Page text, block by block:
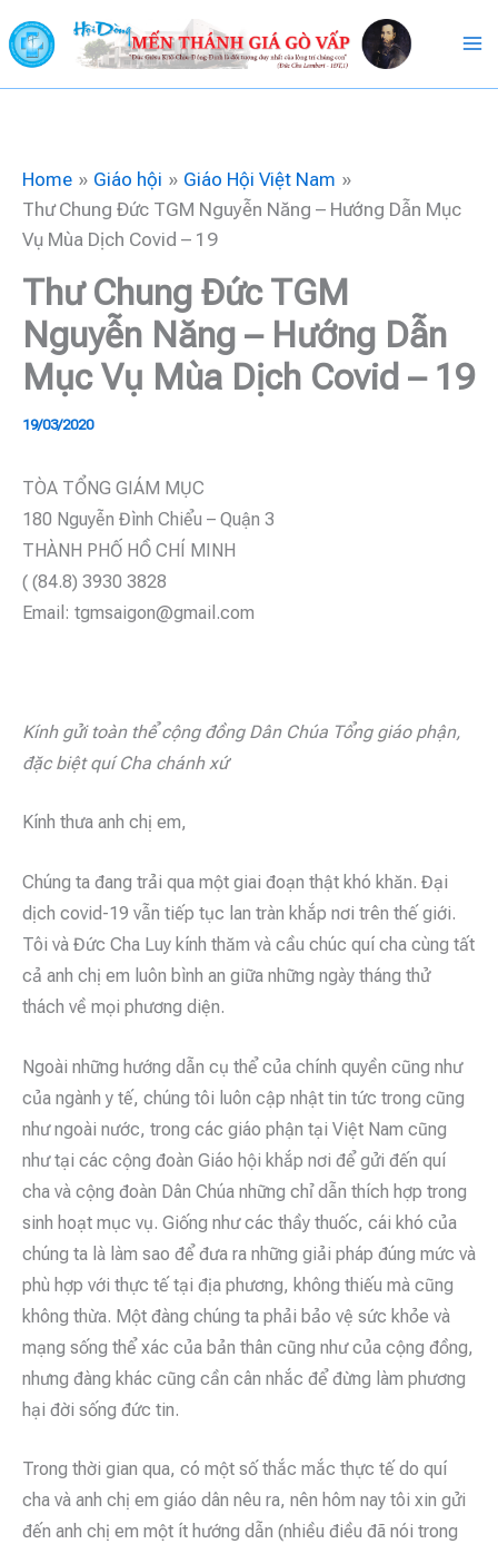
to
content
Home Giáo hội
Giáo Hội Việt Nam
Thư Chung Đức TGM Nguyễn Năng – Hướng Dẫn Mục
Vụ Mùa Dịch Covid – 19
Thư Chung Đức TGM
Nguyễn Năng – Hướng Dẫn
Mục Vụ Mùa Dịch Covid – 19
19/03/2020
TÒA TỔNG GIÁM MỤC
180 Nguyễn Đình Chiểu – Quận 3
THÀNH PHỐ HỒ CHÍ MINH
( (84.8) 3930 3828
Email: tgmsaigon@gmail.com
Kính gửi toàn thể cộng đồng Dân Chúa Tổng giáo phận,
đặc biệt quí Cha chánh xứ
Kính thưa anh chị em,
Chúng ta đang trải qua một giai đoạn thật khó khăn. Đại
dịch covid-19 vẫn tiếp tục lan tràn khắp nơi trên thế giới.
Tôi và Đức Cha Luy kính thăm và cầu chúc quí cha cùng tất
cả anh chị em luôn bình an giữa những ngày tháng thử
thách về mọi phương diện.
Ngoài những hướng dẫn cụ thể của chính quyền cũng như
của ngành y tế, chúng tôi luôn cập nhật tin tức trong cũng
như ngoài nước, trong các giáo phận tại Việt Nam cũng
như tại các cộng đoàn Giáo hội khắp nơi để gửi đến quí
cha và cộng đoàn Dân Chúa những chỉ dẫn thích hợp trong
sinh hoạt mục vụ. Giống như các thầy thuốc, cái khó của
chúng ta là làm sao để đưa ra những giải pháp đúng mức và
phù hợp với thực tế tại địa phương, không thiếu mà cũng
không thừa. Một đàng chúng ta phải bảo vệ sức khỏe và
mạng sống thể xác của bản thân cũng như của cộng đồng,
nhưng đàng khác cũng cần cân nhắc để đừng làm phương
hại đời sống đức tin.
Trong thời gian qua, có một số thắc mắc thực tế do quí
cha và anh chị em giáo dân nêu ra, nên hôm nay tôi xin gửi
đến anh chị em một ít hướng dẫn (nhiều điều đã nói trong